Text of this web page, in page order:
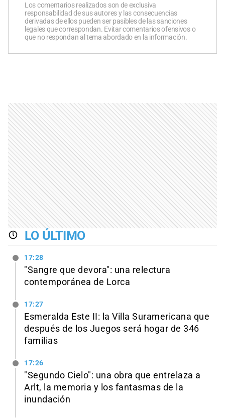
Los comentarios realizados son de exclusiva
responsabilidad de sus autores y las consecuencias
derivadas de ellos pueden ser pasibles de las sanciones
legales que correspondan. Evitar comentarios ofensivos o
que no respondan al tema abordado en la información.
LO ÚLTIMO
17:28
"Sangre que devora": una relectura
contemporánea de Lorca
17:27
Esmeralda Este II: la Villa Suramericana que
después de los Juegos será hogar de 346
familias
17:26
"Segundo Cielo": una obra que entrelaza a
Arlt, la memoria y los fantasmas de la
inundación